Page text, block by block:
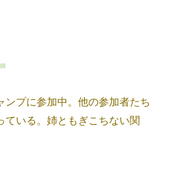
ンプに参加中。他の参加者たち
ている。姉ともぎこちない関